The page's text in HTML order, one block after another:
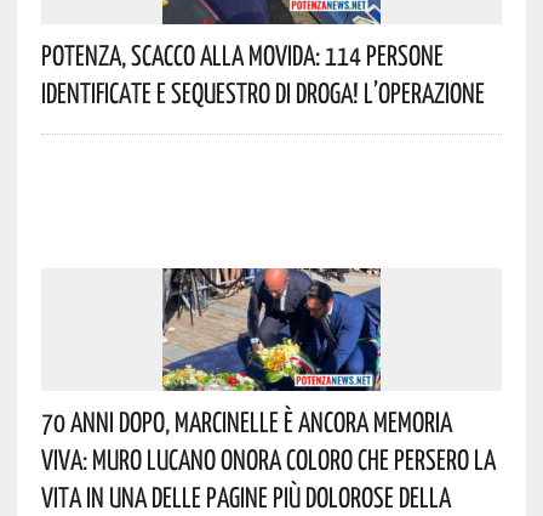
Potenza, Scacco Alla Movida: 114 Persone
Identificate E Sequestro Di Droga! L’operazione
70 Anni Dopo, Marcinelle È Ancora Memoria
Viva: Muro Lucano Onora Coloro Che Persero La
Vita In Una Delle Pagine Più Dolorose Della